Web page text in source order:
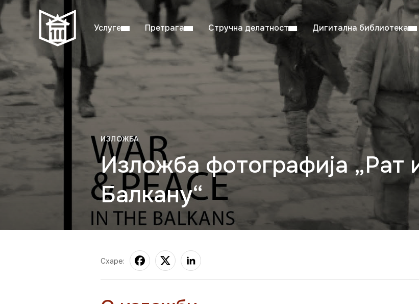
Услуге Претрага Стручна делатност Дигитална библиотека
ИЗЛОЖБА
Изложба фотографија „Рат
Балкану“
Схаре:
Пон–пет: 08:00–20:00 Студентска читаоница: 08:00–23:00
Радно време од 06. јула до 29.